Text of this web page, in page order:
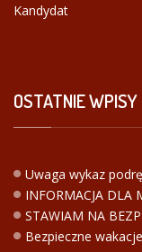
Kandydat
OSTATNIEWPISY
Uwaga wykaz
INFORMACJA DLA
STAWIAM NA
Bezpieczne wakacje